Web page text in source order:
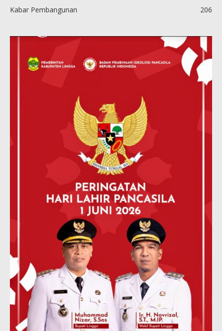
Kabar Pembangunan
206